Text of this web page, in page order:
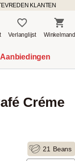
KLANTEN
Verlanglijst Winkelmand
Aanbiedingen
Créme
21 Beans